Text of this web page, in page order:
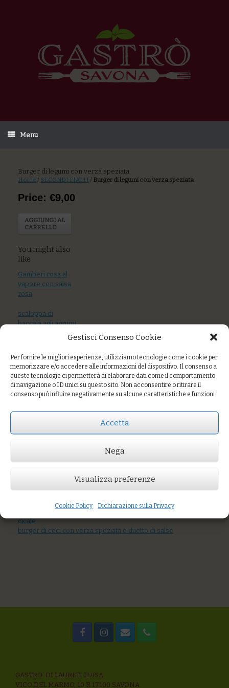
Gestisci Consenso Cookie
Per fornire le migliori esperienze, utilizziamo tecnologie come i cookie per
memorizzare e/o accedere alle informazioni del dispositivo. Il consenso a
queste tecnologie ci permetterà di elaborare dati come il comportamento
di navigazione o ID unici su questo sito. Non acconsentire o ritirare il
consenso può influire negativamente su alcune caratteristiche e funzioni.
Accetta
Nega
Visualizza preferenze
Cookie Policy Dichiarazione sulla Privacy
Menu
Burger di legumi con verza speziata
Home / SECONDI PIATTI / Burger di legumi con verza speziata
Acciughe ripiene con erbe aromatiche
Zuppa di pesce con crostini di pane al farro: Pesce serra,
sgombro, moscardini, gamberetti, cozze, vongole, arselle,
cicale
burger di ceci con verza speziata e duetto di salse
Price: €9,00
AGGIUNGI AL
CARRELLO
You might also
like
Gamberi rosa al
vapore con salsa
rosa
scaloppa di
baccalà agli agrumi
Burger di legumi
con patate
gratinate e
maionese alla
GASTRO’ DI LAURETI LUISA
VICO DEL MARMO, 10 R 17100 SAVONA